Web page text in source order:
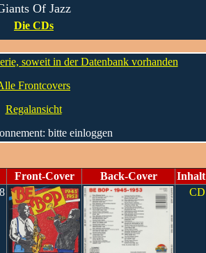
Of Jazz
Die CDs
soweit in der Datenbank vorhanden
Frontcovers
Regalansicht
bitte einloggen
Front-Cover Back-Cover Inhalt
CD